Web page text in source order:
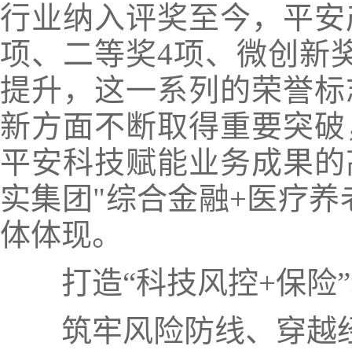
行业纳入评奖至今，平
项、二等奖4项、微创新
提升， 这一系列的荣誉
新方面不断取得重要突
平安科技赋能业务成果
实集团"综合金融+医疗
体体现。
打造“科技风控+保险
筑牢风险防线、穿越